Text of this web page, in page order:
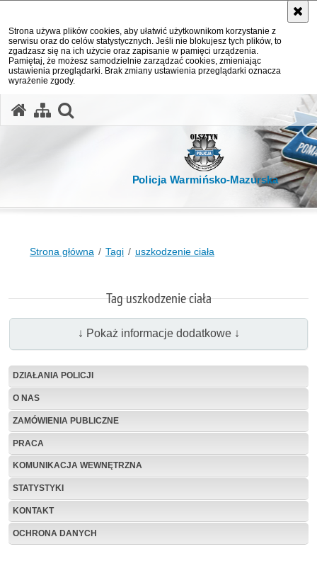
Strona używa plików cookies, aby ułatwić użytkownikom korzystanie z
serwisu oraz do celów statystycznych. Jeśli nie blokujesz tych plików, to
zgadzasz się na ich użycie oraz zapisanie w pamięci urządzenia.
Pamiętaj, że możesz samodzielnie zarządzać cookies, zmieniając
ustawienia przeglądarki. Brak zmiany ustawienia przeglądarki oznacza
wyrażenie zgody.
Policja Warmińsko-Mazurska
Strona główna Tagi uszkodzenie ciała
Tag uszkodzenie ciała
↓ Pokaż informacje dodatkowe ↓
DZIAŁANIA POLICJI
O NAS
ZAMÓWIENIA PUBLICZNE
PRACA
KOMUNIKACJA WEWNĘTRZNA
STATYSTYKI
KONTAKT
OCHRONA DANYCH